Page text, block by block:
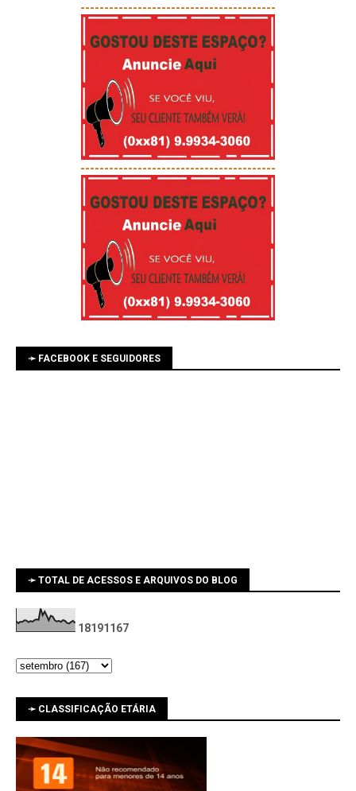
-----------------------------------------
-----------------------------------------
➛ FACEBOOK E SEGUIDORES
➛ TOTAL DE ACESSOS E ARQUIVOS DO BLOG
18191167
➛ CLASSIFICAÇÃO ETÁRIA